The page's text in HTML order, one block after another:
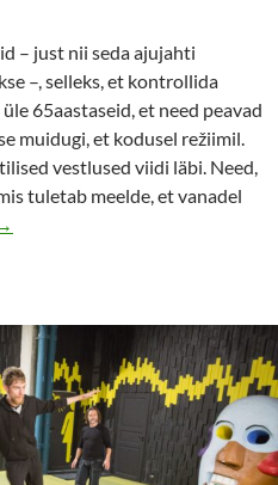
– just nii seda ajujahti
–, selleks, et kontrollida
65aastaseid, et need peavad
muidugi, et kodusel režiimil.
vestlused viidi läbi. Need,
tuletab meelde, et vanadel
nooremate hambus